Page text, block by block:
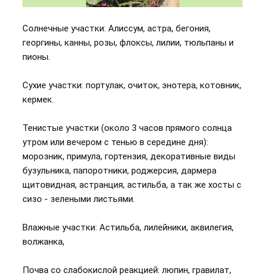
Солнечные участки: Алиссум, астра, бегония,
георгины, канны, розы, флоксы, лилии, тюльпаны и
пионы.
Сухие участки: портулак, очиток, энотера, котовник,
кермек.
Тенистые участки (около 3 часов прямого солнца
утром или вечером с тенью в середине дня):
морозник, примула, гортензия, декоративные виды
бузульника, папоротники, роджерсия, дармера
щитовидная, астранция, астильба, а так же хосты с
сизо - зелеными листьями.
Влажные участки: Астильба, лилейники, аквилегия,
волжанка,
Почва со слабокислой реакцией: люпин, гравилат,